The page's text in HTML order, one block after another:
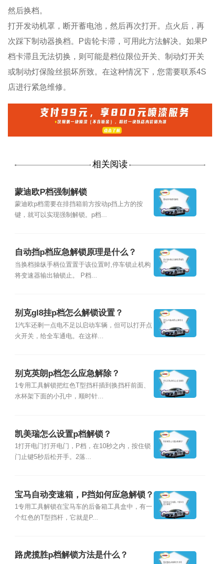
然后换档。
打开发动机罩，断开蓄电池，然后再次打开。点火后，再
次踩下制动器换档。P齿轮卡滞，可用此方法解决。如果P
档卡滞且无法切换，则可能是档位限位开关、制动灯开关
或制动灯保险丝损坏所致。在这种情况下，您需要联系4S
店进行紧急维修。
相关阅读
蒙迪欧P档强制解锁
蒙迪欧p档需要在排挡箱前方按动p挡上方的按
键，就可以实现强制解锁。p档...
自动挡p档应急解锁原理是什么？
当换档操纵手柄位置置于该位置时,停车锁止机构
将变速器输出轴锁止。 P档...
别克gl8挂p档怎么解锁设置？
1汽车还剩一点电不足以启动车辆，但可以打开点
火开关，给全车通电。在这样...
别克英朗p档怎么应急解除？
1专用工具解锁把红色T型挡杆插到换挡杆前面、
水杯架下面的小孔中，顺时针...
凯美瑞怎么设置p档解锁？
1打开电门打开电门，P档，在10秒之内，按住锁
门止键5秒后松开手。2落...
宝马自动变速箱，P挡如何应急解锁？
1专用工具解锁在宝马车的后备箱工具盒中，有一
个红色的T型挡杆，它就是P...
路虎揽胜p档解锁方法是什么？